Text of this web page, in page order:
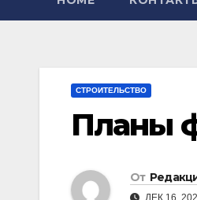
СТРОИТЕЛЬСТВО
Планы
От
ДЕК 16,